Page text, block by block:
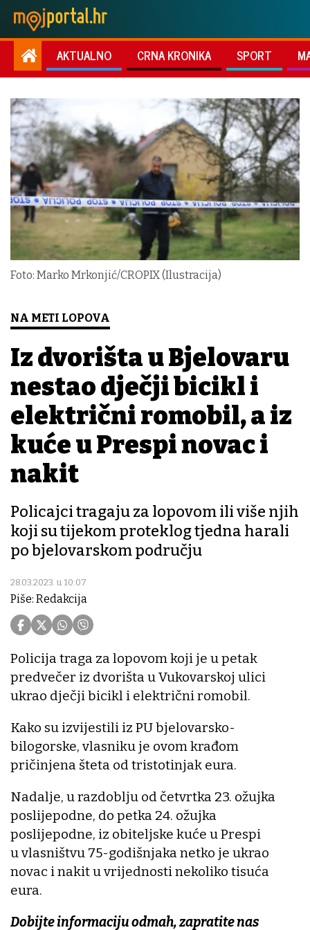
AKTUALNO CRNA KRONIKA SPORT
Foto: Marko Mrkonjić/CROPIX (Ilustracija)
NA METI LOPOVA
Iz dvorišta u Bjelovaru
nestao dječji bicikl i
električni romobil, a iz
kuće u Prespi novac i
nakit
Policajci tragaju za lopovom ili više njih
koji su tijekom proteklog tjedna harali
po bjelovarskom području
28.03.2023. u 10:07
Piše: Redakcija
Policija traga za lopovom koji je u petak
predvečer iz dvorišta u Vukovarskoj ulici
ukrao dječji bicikl i električni romobil.
Kako su izvijestili iz PU bjelovarsko-
bilogorske, vlasniku je ovom krađom
pričinjena šteta od tristotinjak eura.
Nadalje, u razdoblju od četvrtka 23. ožujka
poslijepodne, do petka 24. ožujka
poslijepodne, iz obiteljske kuće u Prespi
u vlasništvu 75-godišnjaka netko je ukrao
novac i nakit u vrijednosti nekoliko tisuća
eura.
Dobijte informaciju odmah, zapratite nas